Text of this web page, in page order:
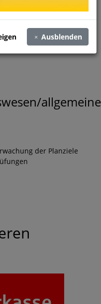
allgemeine
der Planziele
Ausblenden